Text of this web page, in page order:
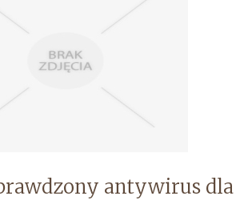
antywirus dla